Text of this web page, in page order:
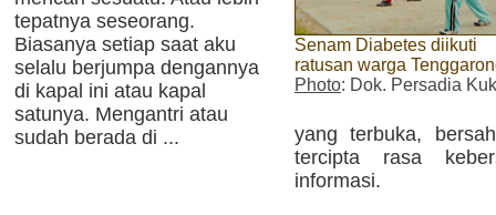
tepatnya seseorang.
Biasanya setiap saat aku
selalu berjumpa dengannya
di kapal ini atau kapal
satunya. Mengantri atau
sudah berada di ...
Senam Diabetes diikuti
ratusan warga
Photo: Dok. Persadia
yang terbuka,
tercipta rasa
informasi.